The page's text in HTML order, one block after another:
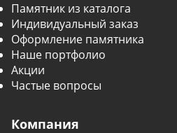
Памятник из каталога
Индивидуальный заказ
Оформление памятника
Наше портфолио
Акции
Частые вопросы
Компания